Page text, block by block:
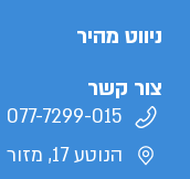
ניווט מהיר
צור קשר
077-7299-015
הנוטע 17, מזור